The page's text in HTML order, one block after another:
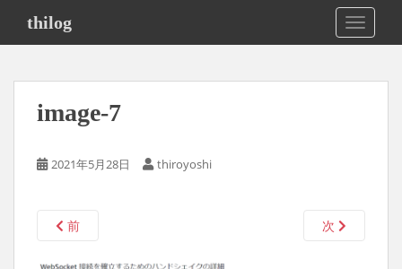
i
thilog
image-7
2021年5月28日 thiroyoshi
前 次